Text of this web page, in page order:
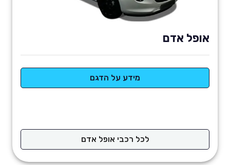
אופל אדם
מידע על הדגם
לכל רכבי אופל אדם